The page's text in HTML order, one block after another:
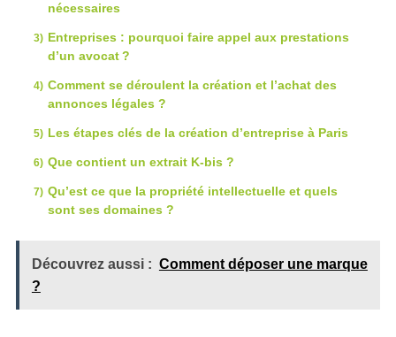
nécessaires
Entreprises : pourquoi faire appel aux prestations
d’un avocat ?
Comment se déroulent la création et l’achat des
annonces légales ?
Les étapes clés de la création d’entreprise à Paris
Que contient un extrait K-bis ?
Qu’est ce que la propriété intellectuelle et quels
sont ses domaines ?
Découvrez aussi : Comment déposer une marque
?